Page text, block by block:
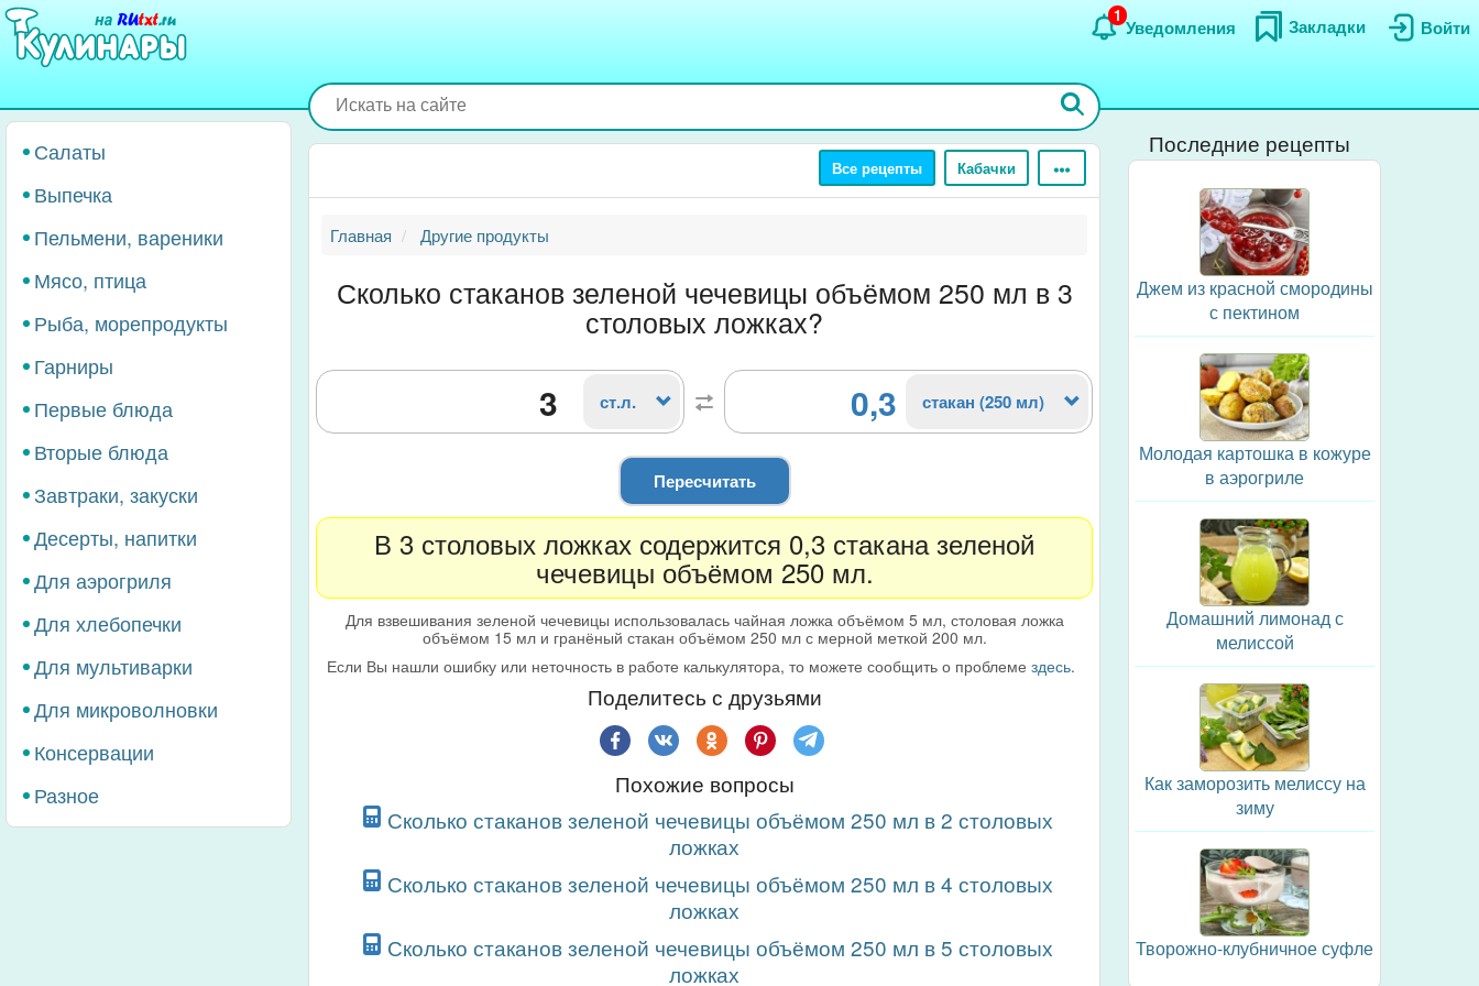
Перейти
основному
Войти
Закладки
Уведомления
1
Салаты
Выпечка
Пельмени, вареники
Мясо, птица
Рыба, морепродукты
Гарниры
Первые блюда
Вторые блюда
Завтраки, закуски
Десерты, напитки
Для аэрогриля
Для хлебопечки
Для мультиварки
Для микроволновки
Консервации
Разное
Все рецепты Кабачки
Главная Другие продукты
Сколько стаканов зеленой чечевицы объёмом 250 мл в 3
столовых ложках?
ст.л. 0,3 стакан (250 мл)
Пересчитать
В 3 столовых ложках содержится 0,3 стакана зеленой
чечевицы объёмом 250 мл.
Для взвешивания зеленой чечевицы использовалась чайная ложка объёмом 5 мл, столовая ложка
объёмом 15 мл и гранёный стакан объёмом 250 мл с мерной меткой 200 мл.
Если Вы нашли ошибку или неточность в работе калькулятора, то можете сообщить о проблеме здесь.
Поделитесь с друзьями
Похожие вопросы
Сколько стаканов зеленой чечевицы объёмом 250 мл в 2 столовых
ложках
Сколько стаканов зеленой чечевицы объёмом 250 мл в 4 столовых
ложках
Сколько стаканов зеленой чечевицы объёмом 250 мл в 5 столовых
ложках
Последние рецепты
Джем из красной смородины
с пектином
Молодая картошка в кожуре
в аэрогриле
Домашний лимонад с
мелиссой
Как заморозить мелиссу на
зиму
Творожно-клубничное суфле